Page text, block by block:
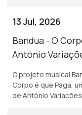
13 Jul, 2026
Bandua - O
António
O projeto musical
Corpo é que Paga,
de António